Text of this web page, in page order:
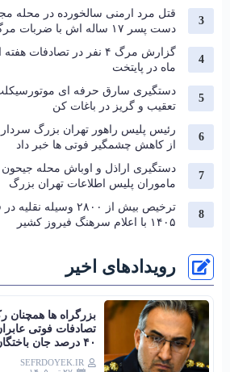
قتل مرد ارمنی سالخورده در محله
دست پسر ۱۷ ساله اش با ضربات مرگبار چاقو
گزارش مرگ ۴ نفر در تصادفات
ماه در پایتخت
دستگیری سارق حرفه‌ ای
تعقیب و گریز در باغات کن
رئیس پلیس راهور تهران بزرگ
از کاهش چشمگیر فوتی ها خبر داد
دستگیری اراذل و اوباش محله
ماموران پلیس اطلاعات تهران بزرگ
ترخیص بیش از ۲۸۰۰ وسیله
۱۴۰۵ با اعلام سرهنگ فیروز کشیر
رویدادهای اخیر
بزرگراه‌ ها همچنان
تصادفات فوتی عابران
۴۰ درصد جان‌ باختگان
SEFRDOYEK.IR